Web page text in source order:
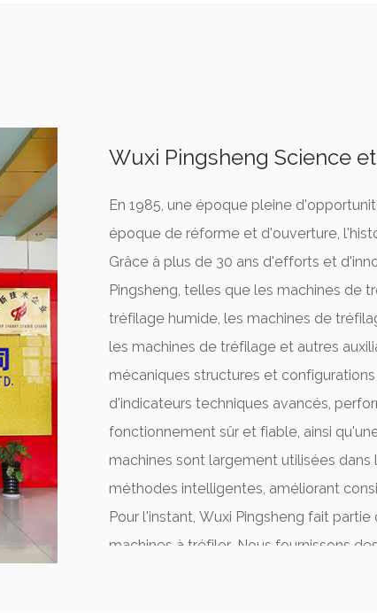
Wuxi Pingsheng Science
En 1985, une époque pleine
époque de réforme et d'ouverture,
Grâce à plus de 30 ans d'efforts et
Pingsheng, telles que les machines de
tréfilage humide, les machines de
les machines de tréfilage et autres
mécaniques structures et
d'indicateurs techniques avancés,
fonctionnement sûr et fiable, ainsi
machines sont largement utilisées
méthodes intelligentes, améliorant
Pour l'instant, Wuxi Pingsheng fait
machines à tréfiler. Nous fournissons